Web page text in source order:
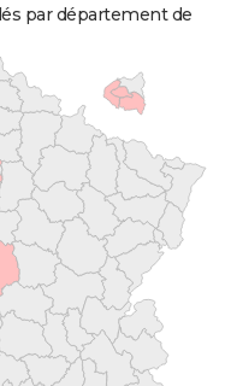
par département de